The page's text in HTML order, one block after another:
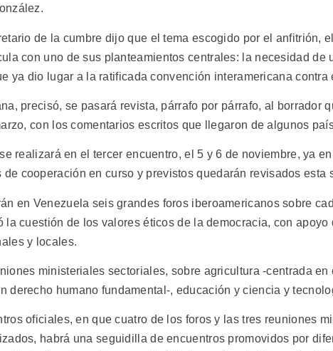
de la cumbre dijo que el tema escogido por el anfitrión,
con uno de sus planteamientos centrales: la necesidad de
ya dio lugar a la ratificada convención interamericana contra
precisó, se pasará revista, párrafo por párrafo, al borrador
con los comentarios escritos que llegaron de algunos
realizará en el tercer encuentro, el 5 y 6 de noviembre, ya
de cooperación en curso y previstos quedarán revisados esta
en Venezuela seis grandes foros iberoamericanos sobre
la cuestión de los valores éticos de la democracia, con apoyo
y locales.
ministeriales sectoriales, sobre agricultura -centrada en
derecho humano fundamental-, educación y ciencia y
oficiales, en que cuatro de los foros y las tres reuniones
habrá una seguidilla de encuentros promovidos por